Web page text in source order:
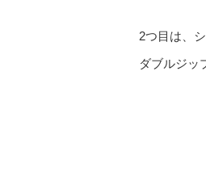
2つ目は、
ダブルジッ